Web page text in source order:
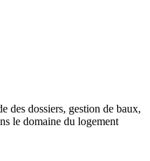
des dossiers, gestion de baux,
le domaine du logement